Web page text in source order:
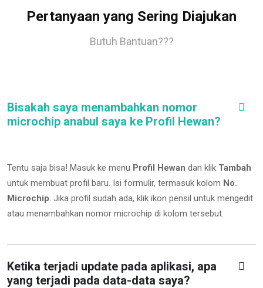
Pertanyaan yang Sering Diajukan
Butuh Bantuan???
Bisakah saya menambahkan nomor
microchip anabul saya ke Profil Hewan?
Tentu saja bisa! Masuk ke menu Profil Hewan dan klik Tambah
untuk membuat profil baru. Isi formulir, termasuk kolom No.
Microchip. Jika profil sudah ada, klik ikon pensil untuk mengedit
atau menambahkan nomor microchip di kolom tersebut.
Ketika terjadi update pada aplikasi, apa
yang terjadi pada data-data saya?